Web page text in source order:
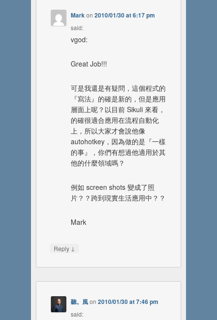
Markon2010/01/30 at 6:17 pm
said:
vgod:
Great Job!!!
可是我還是有疑問，這個程式的
『寫法』的確是新的，但是應用
層面上呢？以目前 Sikuli 來看，
的確很適合應用在流程自動化
上，所以大家才會說他像
autohotkey，因為做的是『一樣
的事』，你們有想過他適用於其
他的什麼領域嗎？
例如 screen shots 變成了照
片？？跨到現實生活應用中？？
Mark
Reply ↓
聽。風on2010/01/30 at 7:46 pm
said: